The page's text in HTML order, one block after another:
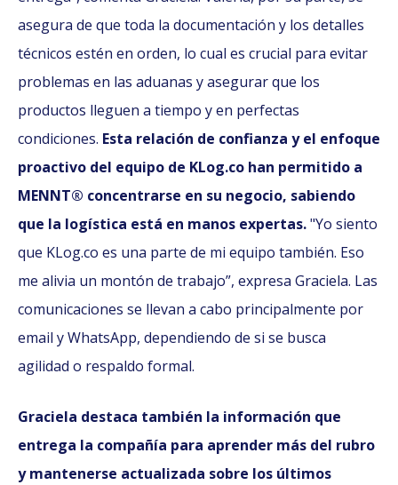
asegura de que toda la documentación y los detalles
técnicos estén en orden, lo cual es crucial para evitar
problemas en las aduanas y asegurar que los
productos lleguen a tiempo y en perfectas
condiciones. Esta relación de confianza y el enfoque
proactivo del equipo de KLog.co han permitido a
MENNT® concentrarse en su negocio, sabiendo
que la logística está en manos expertas."Yo siento
que KLog.co es una parte de mi equipo también. Eso
me alivia un montón de trabajo”, expresa Graciela. Las
comunicaciones se llevan a cabo principalmente por
email y WhatsApp, dependiendo de si se busca
agilidad o respaldo formal.
Graciela destaca también la información que
entrega la compañía para aprender más del rubro
y mantenerse actualizada sobre los últimos